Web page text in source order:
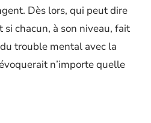
Dès lors, qui peut dire
chacun, à son niveau, fait
trouble mental avec la
n’importe quelle